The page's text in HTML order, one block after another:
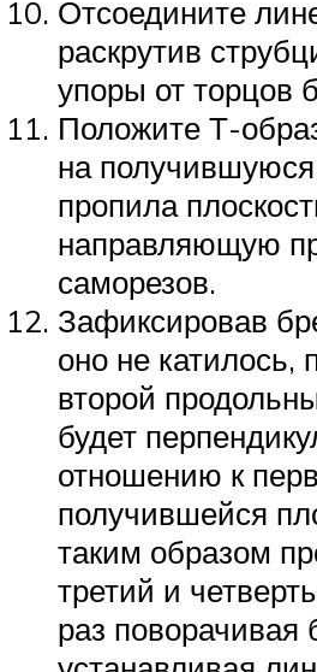
Отсоедините
раскрутив
упоры от торцов
Положите Т-
на
пропила
направляющую
саморезов.
Зафиксировав
оно не катилось,
второй
будет
отношению к
получившейся
таким образом
третий и
раз поворачивая